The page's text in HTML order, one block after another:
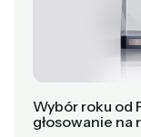
Wybór roku od
głosowanie na